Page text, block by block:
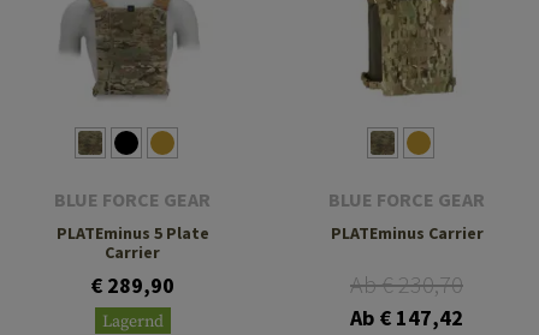
BLUE FORCE GEAR
PLATEminus 5 Plate
Carrier
€ 289,90
Lagernd
BLUE FORCE GEAR
PLATEminus Carrier
Ab € 230,70
Ab € 147,42